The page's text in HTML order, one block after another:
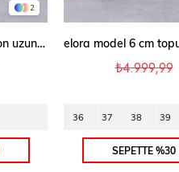
2
elora model 6 cm topuklu yeni sezon uzun çizme SIYAH
₺4.999,99
36 37 38 39
SEPETTE %30